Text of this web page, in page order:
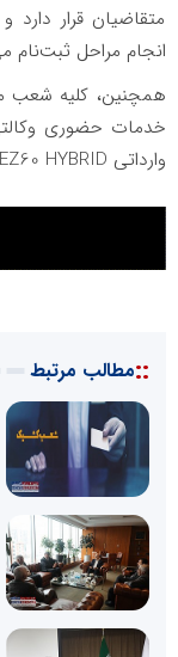
متقاضیان قرار
انجام مراحل ثبت‌نام
همچنین، کلیه شعب
خدمات حضوری
وارداتی MAZDA EZ60 HYBRID هستند.
::مطالب مرتبط